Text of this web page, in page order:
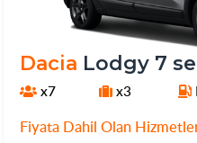
Dacia Lodgy 7
x7 x3
Fiyata Dahil Olan